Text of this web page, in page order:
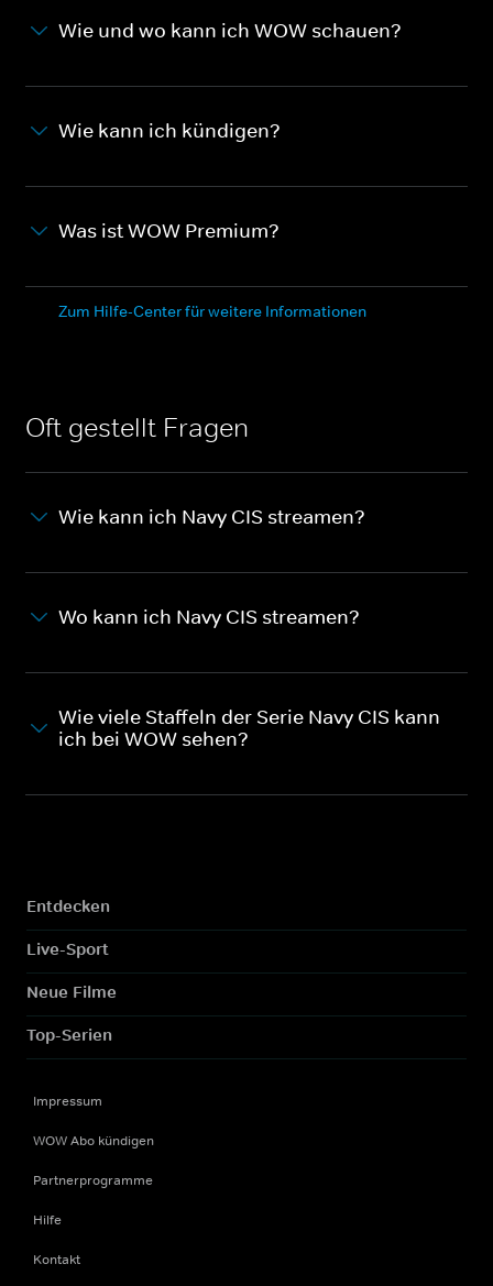
Wie und wo kann ich WOW schauen?
Wie kann ich kündigen?
Was ist WOW Premium?
Zum Hilfe-Center für weitere Informationen
Oft gestellt Fragen
Wie kann ich Navy CIS streamen?
Wo kann ich Navy CIS streamen?
Wie viele Staffeln der Serie Navy CIS kann
ich bei WOW sehen?
Entdecken
Live-Sport
Neue Filme
Top-Serien
Impressum
WOW Abo kündigen
Partnerprogramme
Hilfe
Kontakt